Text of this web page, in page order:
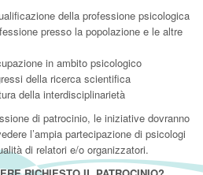
della professione psicologica
presso la popolazione e le altre
in ambito psicologico
della ricerca scientifica
della interdisciplinarietà
di patrocinio, le iniziative dovranno
l’ampia partecipazione di psicologi
di relatori e/o organizzatori.